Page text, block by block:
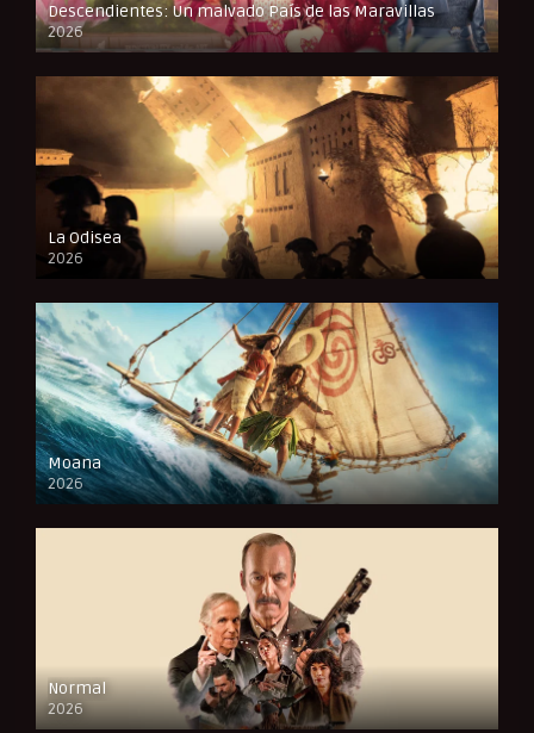
Descendientes: Un malvado País de las Maravillas
2026
FULL HD
La Odisea
2026
CAM
Moana
2026
CAM
Normal
2026
FULL HD